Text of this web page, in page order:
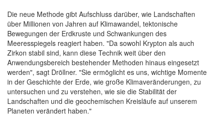
Die neue Methode gibt Aufschluss darüber, wie Landschaften
über Millionen von Jahren auf Klimawandel, tektonische
Bewegungen der Erdkruste und Schwankungen des
Meeresspiegels reagiert haben. "Da sowohl Krypton als auch
Zirkon stabil sind, kann diese Technik weit über den
Anwendungsbereich bestehender Methoden hinaus eingesetzt
werden", sagt Dröllner. "Sie ermöglicht es uns, wichtige Momente
in der Geschichte der Erde, wie große Klimaveränderungen, zu
untersuchen und zu verstehen, wie sie die Stabilität der
Landschaften und die geochemischen Kreisläufe auf unserem
Planeten verändert haben."